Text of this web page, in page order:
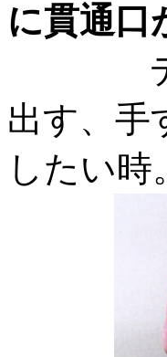
に貫通口
デジタ
出す、手
したい時